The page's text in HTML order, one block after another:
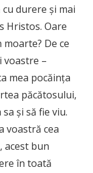
durere și mai
Hristos. Oare
De ce
voastre –
mea pocăința
păcătosului,
și să fie viu.
voastră cea
acest bun
în toată